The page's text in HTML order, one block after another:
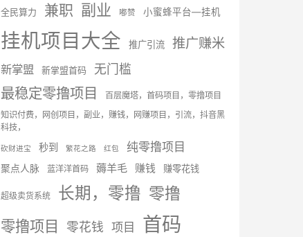
全民算力 兼职 副业 嘟赞 小蜜蜂平台—挂机
挂机项目大全 推广引流 推广赚米
新掌盟 新掌盟首码 无门槛
最稳定零撸项目
百层魔塔，首码项目，零撸项目
知识付费，网创项目，副业，赚钱，网赚项目，引流，抖音黑
科技，
砍财进宝 秒到 繁花之路 红包 纯零撸项目
聚点人脉 蓝洋洋首码 薅羊毛 赚钱 赚零花钱
超级卖货系统 长期，零撸 零撸
零撸项目 零花钱 项目 首码